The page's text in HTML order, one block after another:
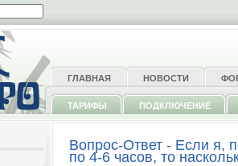
ГЛАВНАЯ НОВОСТИ
ТАРИФЫ ПОДКЛЮЧЕНИЕ
Вопрос-Ответ - Если я,
по 4-6 часов, то